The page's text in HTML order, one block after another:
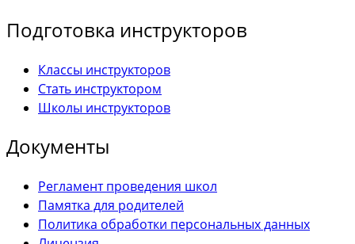
Подготовка инструкторов
Классы инструкторов
Стать инструктором
Школы инструкторов
Документы
Регламент проведения школ
Памятка для родителей
Политика обработки персональных данных